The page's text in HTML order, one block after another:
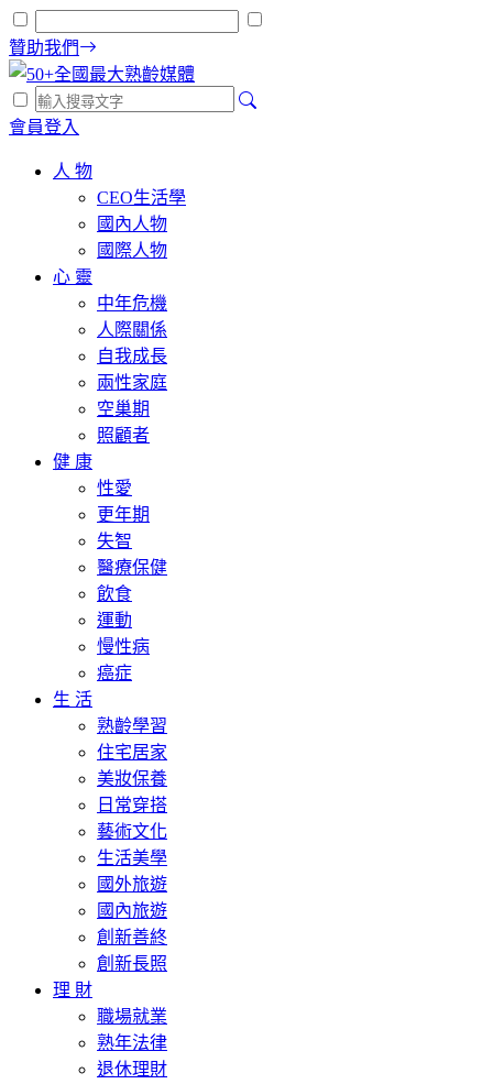
贊助我們
會員登入
人 物
CEO生活學
國內人物
國際人物
心 靈
中年危機
人際關係
自我成長
兩性家庭
空巢期
照顧者
健 康
性愛
更年期
失智
醫療保健
飲食
運動
慢性病
癌症
生 活
熟齡學習
住宅居家
美妝保養
日常穿搭
藝術文化
生活美學
國外旅遊
國內旅遊
創新善終
創新長照
理 財
職場就業
熟年法律
退休理財